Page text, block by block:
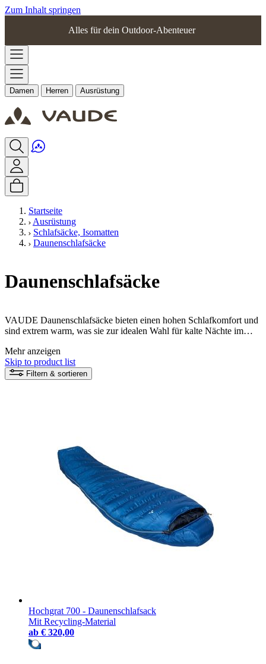
Zum Inhalt springen
Alles für dein Outdoor-Abenteuer
Damen Herren Ausrüstung
Startseite
Ausrüstung
Schlafsäcke, Isomatten
Daunenschlafsäcke
Daunenschlafsäcke
VAUDE Daunenschlafsäcke bieten einen hohen Schlafkomfort und
sind extrem warm, was sie zur idealen Wahl für kalte Nächte im
Lebensdauer sind sie eine langlebige Investition für jeden Camper.
Die Daunenschlafsäcke werden nachhaltig und aus
umweltfreundlichen und recycelten Materialien hergestellt. Sie
Mehr anzeigen
Skip to product list
Filtern & sortieren
Hochgrat 700 - Daunenschlafsack
Mit Recycling-Material
ab € 320,00